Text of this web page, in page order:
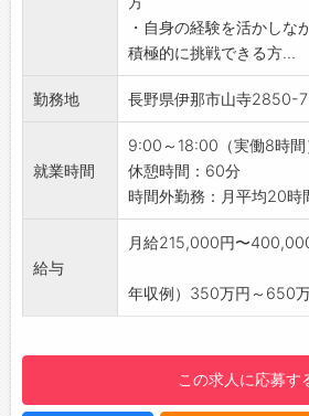
・好奇心旺盛で人と話す
・カメラで撮影するのが好
・向上心があり、自己学
・企画やアイデアを形に
・雑誌を読むのが好き
【先輩社員の声】
■Aさん 未経験入社
・分からないことは先輩
組むことができました。
・自分の興味のあるコト
・気配り上手に定評のあ
なフォロー・サポートも
【未経験でも安心◎】
・OJTでしっかりサポー
がら業務を覚えていただ
・未経験から入社したス
しており、福祉の専門知
【研修制度】
・社員研修や商品研修な
安心して勤務していただ
【1日の業務の流れ（※日
・ 9：00 朝礼、営業回
・12：00 休憩
・13：30 ご利用者様の
・自身の経験を活かしな
積極的に挑戦できる方...
勤務地 長野県伊那市山寺2850-7
就業時間
9:00～18:00（実働8時間
休憩時間：60分
時間外勤務：月平均20時
給与
月給215,000円〜
年収例）350万円～650
この求人に応募す